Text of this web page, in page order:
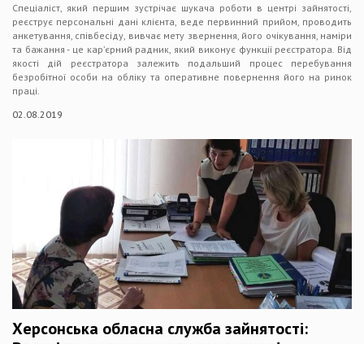
Спеціаліст, який першим зустрічає шукача роботи в центрі зайнятості,
реєструє персональні дані клієнта, веде первинний прийом, проводить
анкетування, співбесіду, вивчає мету звернення, його очікування, наміри
та бажання - це кар’єрний радник, який виконує функції реєстратора. Від
якості дій реєстратора залежить подальший процес перебування
безробітної особи на обліку та оперативне повернення його на ринок
праці.
02.08.2019
Херсонська обласна служба зайнятості: